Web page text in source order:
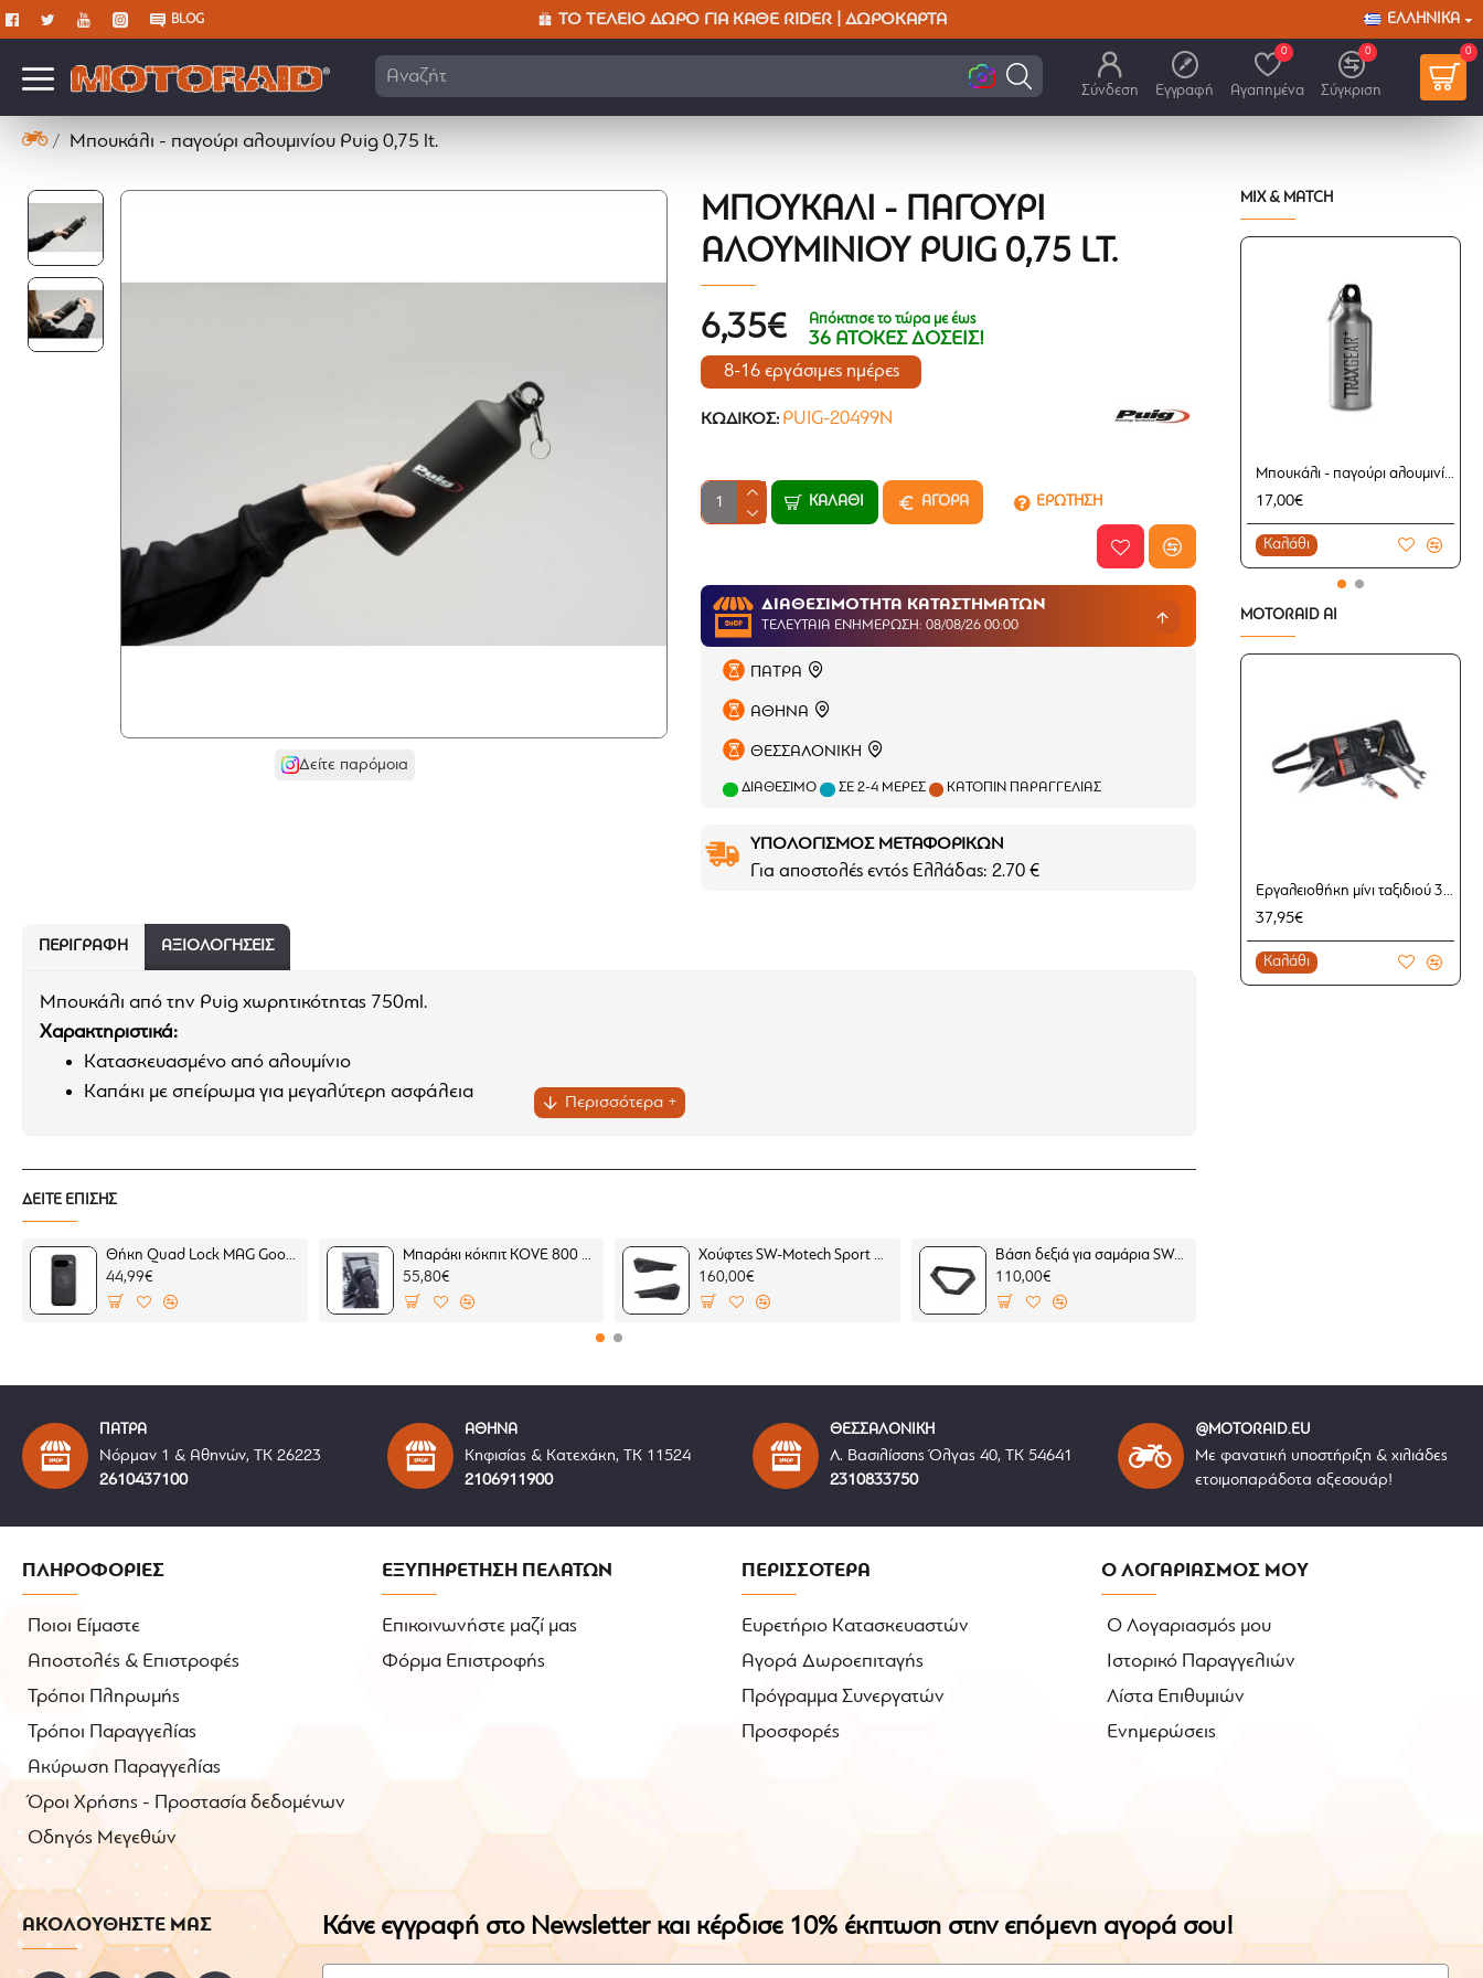
BLOG ΤΟ ΤΈΛΕΙΟ ΔΏΡΟ ΓΙΑ ΚΆΘΕ RIDER | ΔΩΡΟΚΆΡΤΑ ΕΛΛΗΝΙΚΆ
Αναζήτηση ε
Σύνδεση Εγγραφή Αγαπημένα
0
Σύγκριση
0 0
Μπουκάλι - παγούρι αλουμινίου Puig 0,75 lt.
Δείτε παρόμοια
ΜΠΟΥΚΆΛΙ - ΠΑΓΟΎΡΙ
ΑΛΟΥΜΙΝΊΟΥ PUIG 0,75 LT.
6,35€ Απόκτησε το τώρα με έως
36 ΑΤΟΚΕΣ ΔΟΣΕΙΣ!
8-16 εργάσιμες ημέρες
ΚΩΔΙΚΌΣ: PUIG-20499N
ΚΑΛΆΘΙ ΑΓΟΡΑ ΕΡΩΤΗΣΗ
ΔΙΑΘΕΣΙΜΟΤΗΤΑ ΚΑΤΑΣΤΗΜΑΤΩΝ
ΤΕΛΕΥΤΑΊΑ ΕΝΗΜΈΡΩΣΗ: 08/08/26 00:00
ΠΑΤΡΑ
ΑΘΗΝΑ
ΘΕΣΣΑΛΟΝΙΚΗ
ΔΙΑΘΈΣΙΜΟ ΣΕ 2-4 ΜΈΡΕΣ ΚΑΤΌΠΙΝ ΠΑΡΑΓΓΕΛΊΑΣ
ΥΠΟΛΟΓΙΣΜΟΣ ΜΕΤΑΦΟΡΙΚΩΝ
Για αποστολές εντός Ελλάδας: 2.70 €
ΠΕΡΙΓΡΑΦΉ ΑΞΙΟΛΟΓΗΣΕΙΣ
Μπουκάλι από την Puig χωρητικότητας 750ml.
Χαρακτηριστικά:
Κατασκευασμένο από αλουμίνιο
Καπάκι με σπείρωμα για μεγαλύτερη ασφάλεια
ΔΕΙΤΕ ΕΠΙΣΗΣ
Θήκη Quad Lock MAG Google Pixel 10 Pro (μαγνητική)
44,99€
Μπαράκι κόκπιτ KOVE 800 X PRO
55,80€
Χούφτες SW-Motech Sport BMW F 450 GS (2 σημεία στήριξης)
160,00€
Βάση δεξιά για σαμάρια SW-Motech V-LOC BMW F 450 GS (για BMW σχάρα)
110,00€
MIX & MATCH
Μπουκάλι - παγούρι αλουμινίου SW-Motech 0,6 lt.
17,00€
Καλάθι
MOTORAID AI
Εργαλειοθήκη μίνι ταξιδιού 31 τεμαχίων Rothewald®
37,95€
Καλάθι
ΠΑΤΡΑ
Νόρμαν 1 & Αθηνών, ΤΚ 26223
2610437100
ΑΘΗΝΑ
Κηφισίας & Κατεχάκη, ΤΚ 11524
2106911900
ΘΕΣΣΑΛΟΝΙΚΗ
Λ. Βασιλίσσης Όλγας 40, ΤΚ 54641
2310833750
@MOTORAID.EU
Με φανατική υποστήριξη & χιλιάδες
ετοιμοπαράδοτα αξεσουάρ!
ΠΛΗΡΟΦΟΡΙΕΣ
Ποιοι Είμαστε
Αποστολές & Επιστροφές
Τρόποι Πληρωμής
Τρόποι Παραγγελίας
Ακύρωση Παραγγελίας
Όροι Χρήσης - Προστασία δεδομένων
Οδηγός Μεγεθών
ΕΞΥΠΗΡΕΤΗΣΗ ΠΕΛΑΤΩΝ
Επικοινωνήστε μαζί μας
Φόρμα Επιστροφής
ΠΕΡΙΣΣΟΤΕΡΑ
Ευρετήριο Κατασκευαστών
Αγορά Δωροεπιταγής
Πρόγραμμα Συνεργατών
Προσφορές
Ο ΛΟΓΑΡΙΑΣΜΟΣ ΜΟΥ
Ο Λογαριασμός μου
Ιστορικό Παραγγελιών
Λίστα Επιθυμιών
Ενημερώσεις
ΑΚΟΛΟΥΘΗΣΤΕ ΜΑΣ Κάνε εγγραφή στο Newsletter και κέρδισε 10% έκπτωση στην επόμενη αγορά σου!
Email